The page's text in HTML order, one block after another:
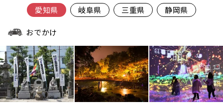
愛知県 岐阜県 三重県 静岡県
おでかけ